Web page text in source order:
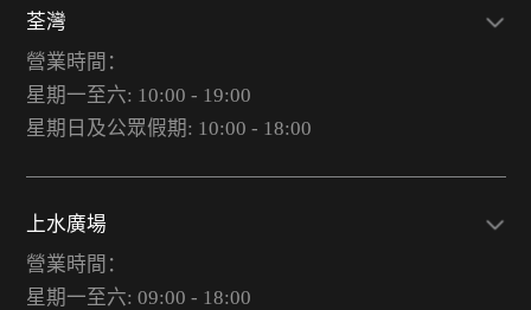
荃灣
營業時間：
星期一至六: 10:00 - 19:00
星期日及公眾假期: 10:00 - 18:00
上水廣場
營業時間：
星期一至六: 09:00 - 18:00